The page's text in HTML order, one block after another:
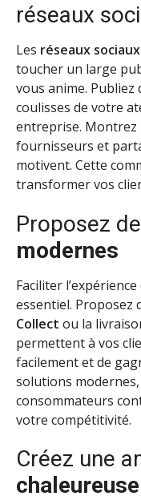
réseaux
Les réseaux sociaux
toucher un large
vous anime. Publiez
coulisses de votre
entreprise. Montrez
fournisseurs et
motivent. Cette
transformer vos
Proposez
modernes
Faciliter
essentiel. Proposez
Collect ou la
permettent à vos
facilement et de
solutions
consommateurs
votre compétitivité.
Créez une
chaleureuse